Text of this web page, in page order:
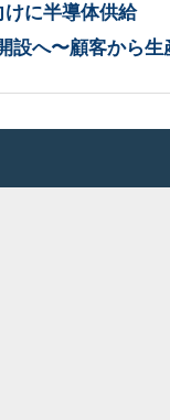
に半導体供給
設へ〜顧客から生